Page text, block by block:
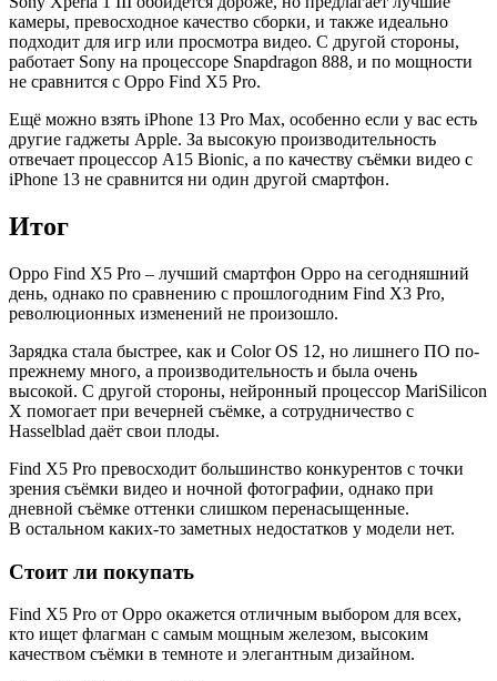
камеры, превосходное качество сборки, и также идеально
подходит для игр или просмотра видео. С другой стороны,
работает Sony на процессоре Snapdragon 888, и по мощности
не сравнится с Oppo Find X5 Pro.
Ещё можно взять iPhone 13 Pro Max, особенно если у вас есть
другие гаджеты Apple. За высокую производительность
отвечает процессор A15 Bionic, а по качеству съёмки видео с
iPhone 13 не сравнится ни один другой смартфон.
Итог
Oppo Find X5 Pro – лучший смартфон Oppo на сегодняшний
день, однако по сравнению с прошлогодним Find X3 Pro,
революционных изменений не произошло.
Зарядка стала быстрее, как и Color OS 12, но лишнего ПО по-
прежнему много, а производительность и была очень
высокой. С другой стороны, нейронный процессор MariSilicon
X помогает при вечерней съёмке, а сотрудничество с
Hasselblad даёт свои плоды.
Find X5 Pro превосходит большинство конкурентов с точки
зрения съёмки видео и ночной фотографии, однако при
дневной съёмке оттенки слишком перенасыщенные.
В остальном каких-то заметных недостатков у модели нет.
Стоит ли покупать
Find X5 Pro от Oppo окажется отличным выбором для всех,
кто ищет флагман с самым мощным железом, высоким
качеством съёмки в темноте и элегантным дизайном.